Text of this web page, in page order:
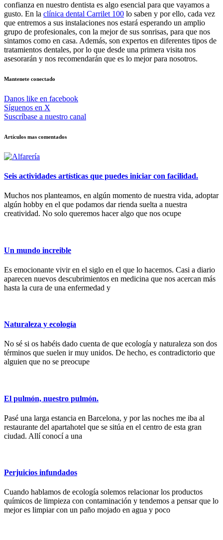
confianza en nuestro dentista es algo esencial para que vayamos a
gusto. En la clínica dental Carrilet 100 lo saben y por ello, cada vez
que entremos a sus instalaciones nos estará esperando un amplio
grupo de profesionales, con la mejor de sus sonrisas, para que nos
sintamos como en casa. Además, son expertos en diferentes tipos de
tratamientos dentales, por lo que desde una primera visita nos
asesorarán y nos recomendarán que es lo mejor para nosotros.
Mantenete conectado
Danos like en facebook
Síguenos en X
Suscríbase a nuestro canal
Artículos mas comentados
Seis actividades artísticas que puedes iniciar con facilidad.
Muchos nos planteamos, en algún momento de nuestra vida, adoptar
algún hobby en el que podamos dar rienda suelta a nuestra
creatividad. No solo queremos hacer algo que nos ocupe
Un mundo increible
Es emocionante vivir en el siglo en el que lo hacemos. Casi a diario
aparecen nuevos descubrimientos en medicina que nos acercan más
hasta la cura de una enfermedad y
Naturaleza y ecología
No sé si os habéis dado cuenta de que ecología y naturaleza son dos
términos que suelen ir muy unidos. De hecho, es contradictorio que
alguien que no se preocupe
El pulmón, nuestro pulmón.
Pasé una larga estancia en Barcelona, y por las noches me iba al
restaurante del apartahotel que se sitúa en el centro de esta gran
ciudad. Allí conocí a una
Perjuicios infundados
Cuando hablamos de ecología solemos relacionar los productos
químicos de limpieza con contaminación y tendemos a pensar que lo
mejor es limpiar con un paño mojado en agua y poco